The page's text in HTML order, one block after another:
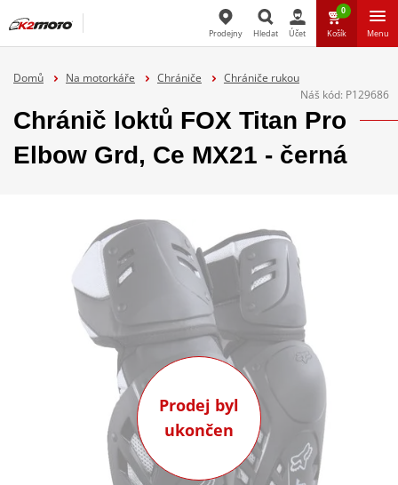
Prodejny Hledat Účet
0
Košík Menu
Domů Na motorkáře Chrániče
Chrániče rukou
Náš kód: P129686
Chránič loktů FOX Titan Pro
Elbow Grd, Ce MX21 - černá
Prodej byl
ukončen